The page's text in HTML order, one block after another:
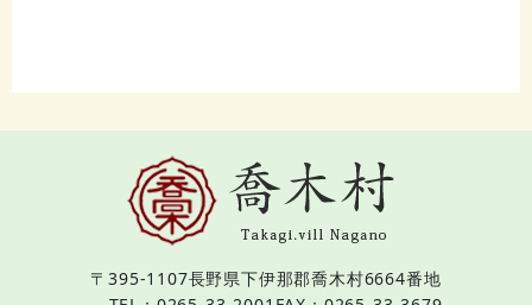
〒395-1107長野県下伊那郡喬木村6664番地